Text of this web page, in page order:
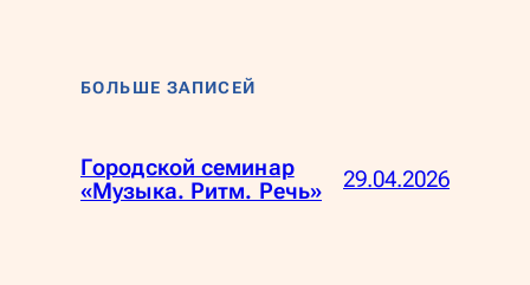
БОЛЬШЕ ЗАПИСЕЙ
Городской семинар
«Музыка. Ритм. Речь»
29.04.2026